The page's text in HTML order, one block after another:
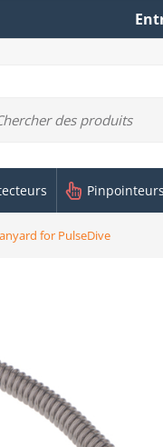
Pinpointeurs
for PulseDive